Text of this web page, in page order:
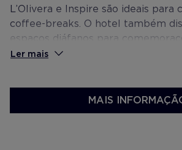
L’Olivera e Inspire são ideais para
coffee-breaks. O hotel também
espaços diáfanos para
Ler mais
MAIS